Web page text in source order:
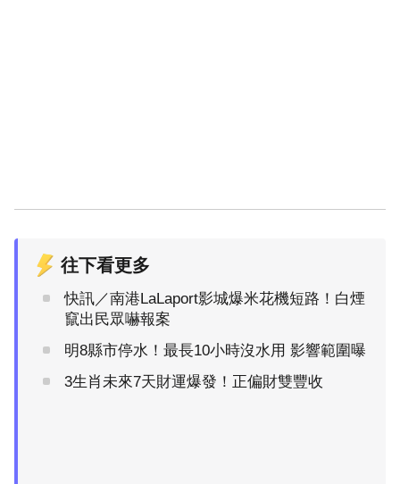
往下看更多
快訊／南港LaLaport影城爆米花機短路！白煙
竄出民眾嚇報案
明8縣市停水！最長10小時沒水用 影響範圍曝
3生肖未來7天財運爆發！正偏財雙豐收